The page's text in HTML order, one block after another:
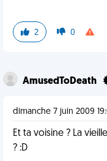
2 0
AmusedToDeath
dimanche 7 juin 2009
Et ta voisine ? La
? :D